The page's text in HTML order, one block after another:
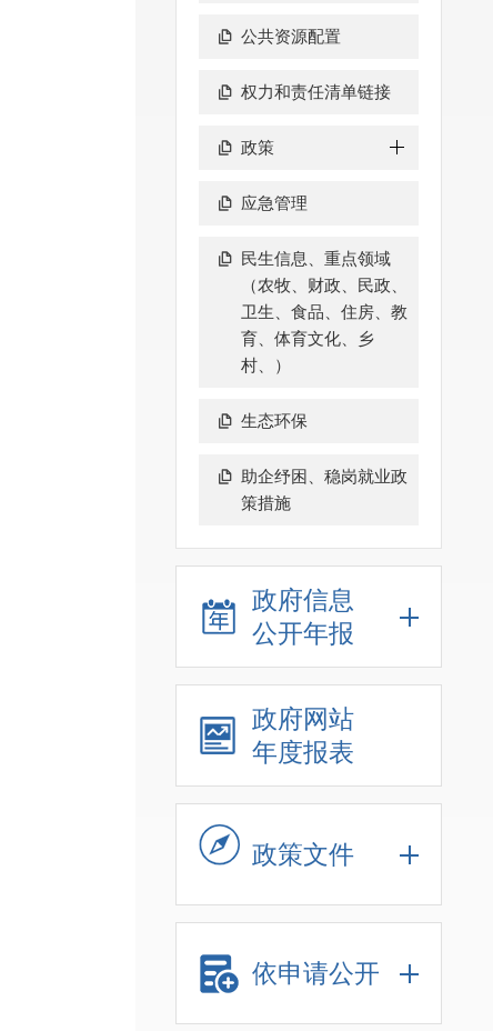
公共资源配置
权力和责任清单链接
政策
应急管理
民生信息、重点领域
（农牧、财政、民政、
卫生、食品、住房、教
育、体育文化、乡
村、）
生态环保
助企纾困、稳岗就业政
策措施
政府信息
公开年报
政府网站
年度报表
政策文件
依申请公开